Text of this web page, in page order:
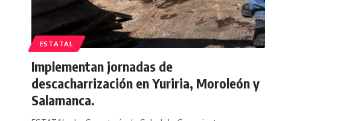
ESTATAL
Implementan jornadas de
descacharrización en Yuriria, Moroleón y
Salamanca.